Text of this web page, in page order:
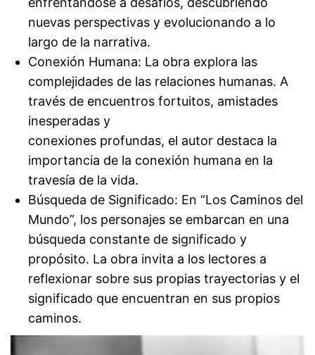
nuevas perspectivas y evolucionando a lo
largo de la narrativa.
Conexión Humana: La obra explora las
complejidades de las relaciones humanas. A
través de encuentros fortuitos, amistades
inesperadas y
conexiones profundas, el autor destaca la
importancia de la conexión humana en la
travesía de la vida.
Búsqueda de Significado: En “Los Caminos del
Mundo”, los personajes se embarcan en una
búsqueda constante de significado y
propósito. La obra invita a los lectores a
reflexionar sobre sus propias trayectorias y el
significado que encuentran en sus propios
caminos.